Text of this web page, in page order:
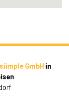
siimple GmbHin